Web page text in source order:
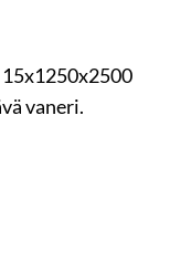
vaneri.